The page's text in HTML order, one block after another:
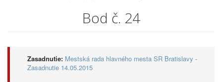
Bod č. 24
Zasadnutie: Mestská rada hlavného mesta SR Bratislavy -
Zasadnutie 14.05.2015